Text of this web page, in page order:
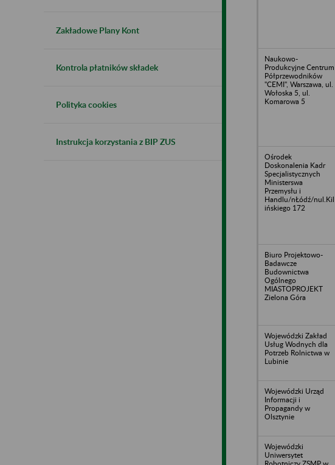
Zakładowe Plany Kont
Kontrola płatników składek
Polityka cookies
Instrukcja korzystania z BIP ZUS
Naukowo-
Produkcyjne Centrum
Półprzewodników
"CEMI", Warszawa, ul.
Wołoska 5, ul.
Komarowa 5
Ośrodek
Doskonalenia Kadr
Specjalistycznych
Ministerswa
Przemysłu i
Handlu/nŁódź/nul.Kil
ińskiego 172
Biuro Projektowo-
Badawcze
Budownictwa
Ogólnego
MIASTOPROJEKT
Zielona Góra
Wojewódzki Zakład
Usług Wodnych dla
Potrzeb Rolnictwa w
Lubinie
Wojewódzki Urząd
Informacji i
Propagandy w
Olsztynie
Wojewódzki
Uniwersytet